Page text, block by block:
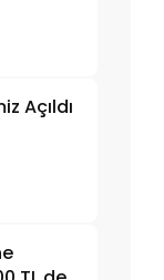
Açıldı